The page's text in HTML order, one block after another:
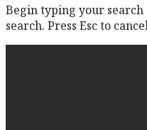
Begin typing your
search. Press Esc to